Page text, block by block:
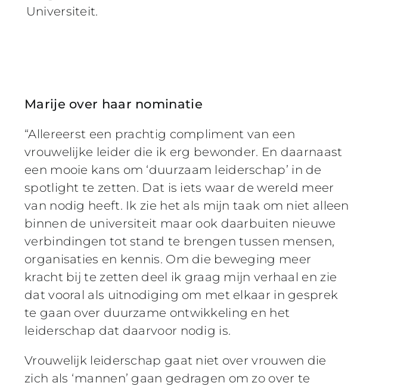
Universiteit.
Marije over haar nominatie
“Allereerst een prachtig compliment van een
vrouwelijke leider die ik erg bewonder. En daarnaast
een mooie kans om ‘duurzaam leiderschap’ in de
spotlight te zetten. Dat is iets waar de wereld meer
van nodig heeft. Ik zie het als mijn taak om niet alleen
binnen de universiteit maar ook daarbuiten nieuwe
verbindingen tot stand te brengen tussen mensen,
organisaties en kennis. Om die beweging meer
kracht bij te zetten deel ik graag mijn verhaal en zie
dat vooral als uitnodiging om met elkaar in gesprek
te gaan over duurzame ontwikkeling en het
leiderschap dat daarvoor nodig is.
Vrouwelijk leiderschap gaat niet over vrouwen die
zich als ‘mannen’ gaan gedragen om zo over te